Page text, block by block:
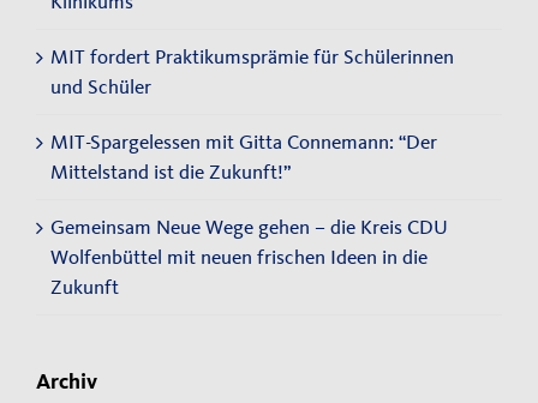
MIT fordert Praktikumsprämie für Schülerinnen
und Schüler
MIT-Spargelessen mit Gitta Connemann: “Der
Mittelstand ist die Zukunft!”
Gemeinsam Neue Wege gehen – die Kreis CDU
Wolfenbüttel mit neuen frischen Ideen in die
Zukunft
Archiv